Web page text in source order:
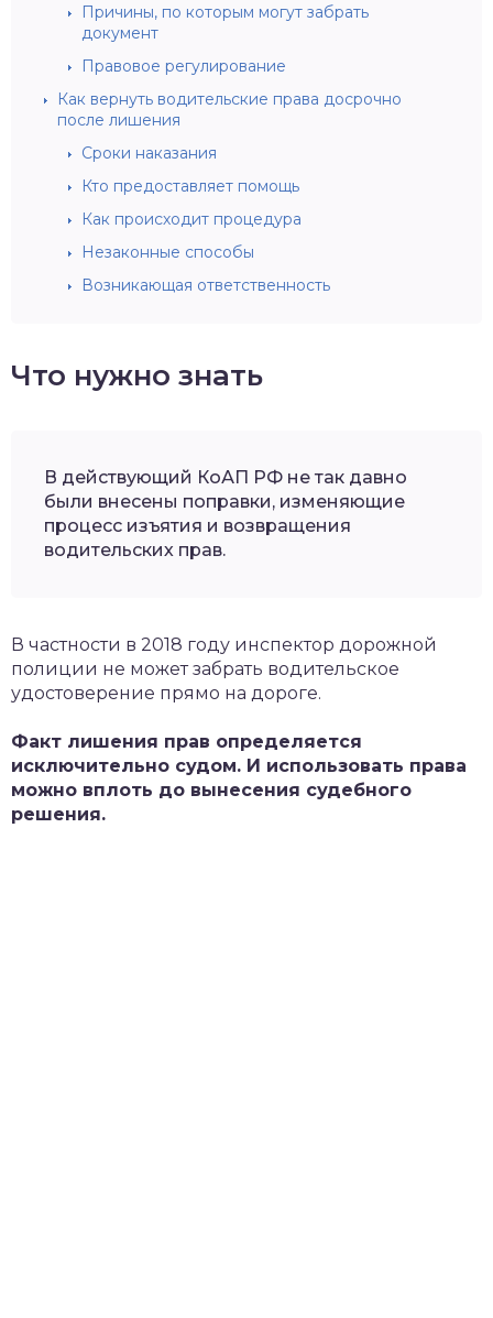
Причины, по которым могут забрать
документ
Правовое регулирование
Как вернуть водительские права досрочно
после лишения
Сроки наказания
Кто предоставляет помощь
Как происходит процедура
Незаконные способы
Возникающая ответственность
Что нужно знать
В действующий КоАП РФ не так давно
были внесены поправки, изменяющие
процесс изъятия и возвращения
водительских прав.
В частности в 2018 году инспектор дорожной
полиции не может забрать водительское
удостоверение прямо на дороге.
Факт лишения прав определяется
исключительно судом. И использовать права
можно вплоть до вынесения судебного
решения.